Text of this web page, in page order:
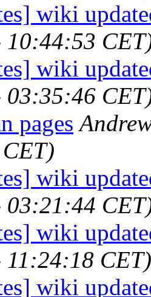
wiki
10:44:53
wiki
03:35:46
pages
wiki
03:21:44
wiki
11:24:18 CET)
wiki